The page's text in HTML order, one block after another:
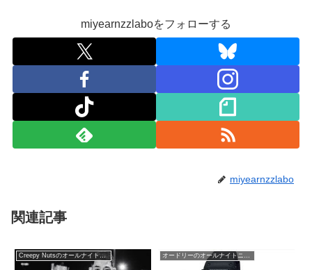
miyearnzzlaboをフォローする
miyearnzzlabo
関連記事
Creepy Nutsのオールナイトニッポン0 オードリーのオールナイトニッポン